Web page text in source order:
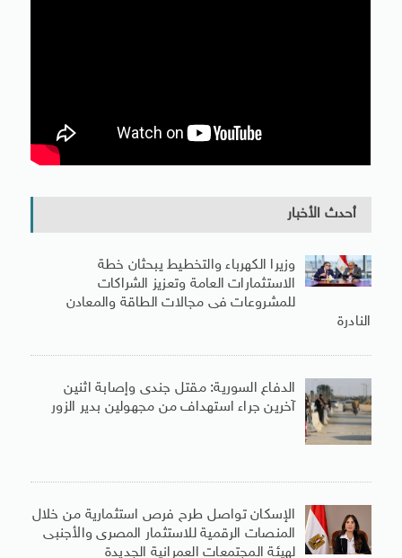
أحدث الأخبار
وزيرا الكهرباء والتخطيط يبحثان خطة
الاستثمارات العامة وتعزيز الشراكات
للمشروعات فى مجالات الطاقة والمعادن
النادرة
الدفاع السورية: مقتل جندى وإصابة اثنين
آخرين جراء استهداف من مجهولين بدير الزور
الإسكان تواصل طرح فرص استثمارية من خلال
المنصات الرقمية للاستثمار المصرى والأجنبى
لهيئة المجتمعات العمرانية الجديدة